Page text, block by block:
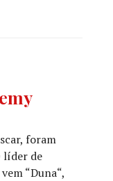
foram
líder de
“Duna“,